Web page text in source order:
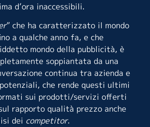
d’ora inaccessibili.
” che ha caratterizzato il mondo
a qualche anno fa, e che
mondo della pubblicità, è
soppiantata da una
continua tra azienda e
che rende questi ultimi
sui prodotti/servizi offerti
rapporto qualità prezzo anche
dei competitor.